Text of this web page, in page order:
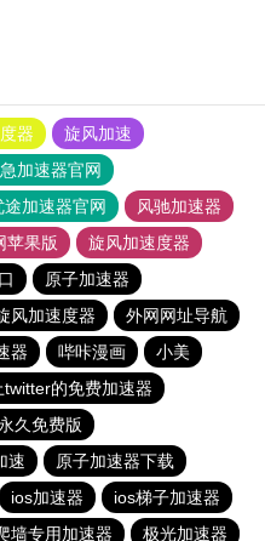
器
旋风加速
加速器官网
途加速器官网
风驰加速器
苹果版
旋风加速度器
原子加速器
风加速度器
外网网址导航
器 哔咔漫画
小美
twitter的免费加速器
久免费版
速
原子加速器下载
ios加速器
ios梯子加速器
墙专用加速器 极光加速器